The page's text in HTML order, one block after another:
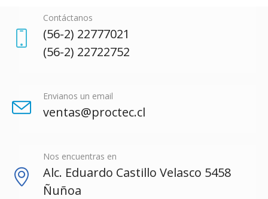
Contáctanos
(56-2) 22777021
(56-2) 22722752
Envianos un email
ventas@proctec.cl
Nos encuentras en
Alc. Eduardo Castillo Velasco 5458
Ñuñoa